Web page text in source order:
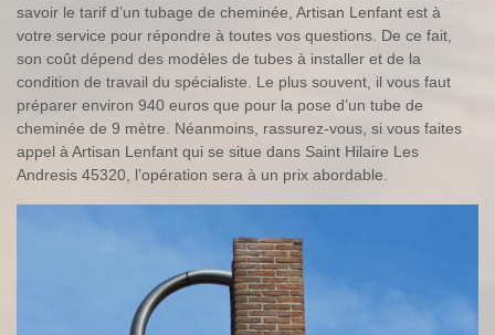
savoir le tarif d’un tubage de cheminée, Artisan Lenfant est à
votre service pour répondre à toutes vos questions. De ce fait,
son coût dépend des modèles de tubes à installer et de la
condition de travail du spécialiste. Le plus souvent, il vous faut
préparer environ 940 euros que pour la pose d’un tube de
cheminée de 9 mètre. Néanmoins, rassurez-vous, si vous faites
appel à Artisan Lenfant qui se situe dans Saint Hilaire Les
Andresis 45320, l’opération sera à un prix abordable.